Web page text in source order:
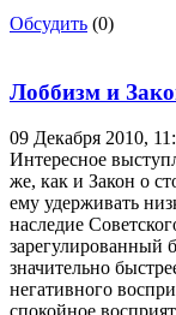
Обсудить (0)
Лоббизм и
09 Декабря 2010,
Интересное
же, как и Закон о
ему удерживать
наследие
зарегулированный
значительно
негативного